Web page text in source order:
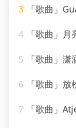
3 「歌曲」
4 「歌曲」
5 「歌曲」
6 「歌曲」
7 「歌曲」